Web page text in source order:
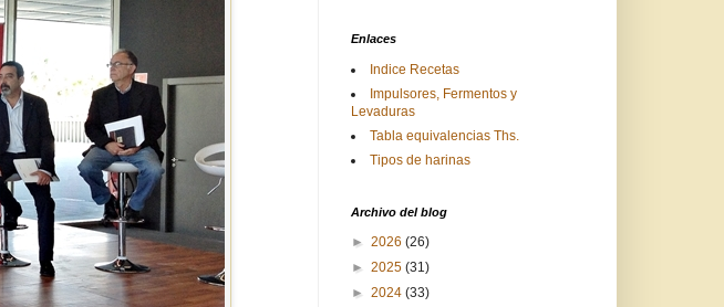
Enlaces
Indice Recetas
Impulsores, Fermentos y
Levaduras
Tabla equivalencias Ths.
Tipos de harinas
Archivo del blog
► 2026 (26)
► 2025 (31)
► 2024 (33)